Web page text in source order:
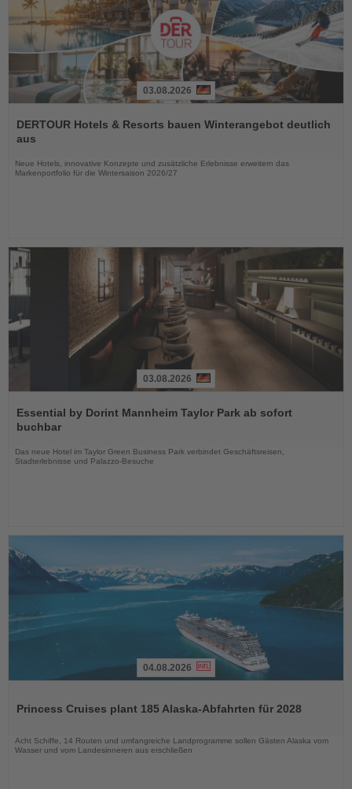
Sie
die
03.08.2026
DERTOUR Hotels & Resorts bauen Winterangebot deutlich
aus
Neue Hotels, innovative Konzepte und zusätzliche Erlebnisse erweitern das
Markenportfolio für die Wintersaison 2026/27
Sie
die
03.08.2026
Essential by Dorint Mannheim Taylor Park ab sofort
buchbar
Das neue Hotel im Taylor Green Business Park verbindet Geschäftsreisen,
Stadterlebnisse und Palazzo-Besuche
die
04.08.2026
Princess Cruises plant 185 Alaska-Abfahrten für 2028
Acht Schiffe, 14 Routen und umfangreiche Landprogramme sollen Gästen Alaska vom
Wasser und vom Landesinneren aus erschließen